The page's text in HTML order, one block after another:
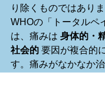
り除くものではありま
WHOの「トータルペ
は、痛みは 身体的・
社会的 要因が複合的
す。痛みがなかなか